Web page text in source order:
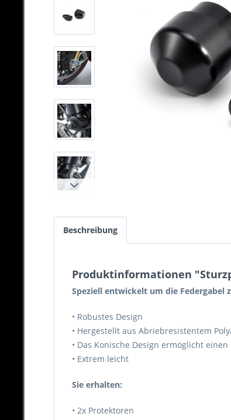
Beschreibung
Produktinformationen
Speziell entwickelt um die Federgabel
• Robustes Design
• Hergestellt aus Abriebresistentem
• Das Konische Design ermöglicht
• Extrem leicht
Sie erhalten:
• 2x Protektoren